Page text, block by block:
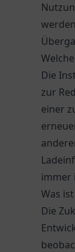
Die
zur
einer
immer
Was
Die